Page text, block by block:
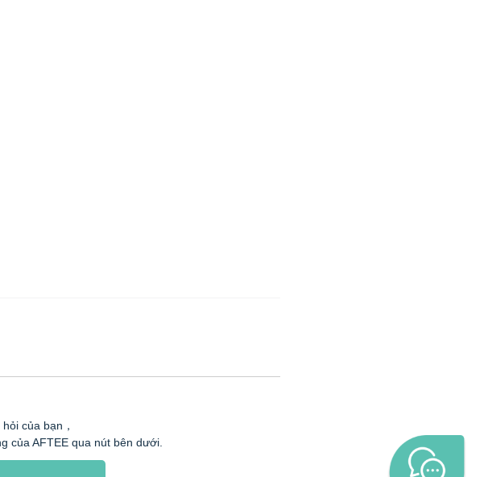
của bạn，
của AFTEE qua nút bên dưới.